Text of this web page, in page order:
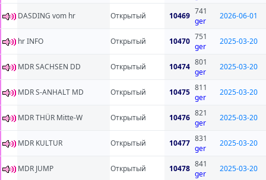
DASDING vom hr Открытый 10469 741
ger
2026-06-01
hr INFO Открытый 10470 751
ger
2025-03-20
MDR SACHSEN DD Открытый 10474 801
ger
2025-03-20
MDR S-ANHALT MD Открытый 10475 811
ger
2025-03-20
MDR THÜR Mitte-W Открытый 10476 821
ger
2025-03-20
MDR KULTUR Открытый 10477 831
ger
2025-03-20
MDR JUMP Открытый 10478 841
ger
2025-03-20